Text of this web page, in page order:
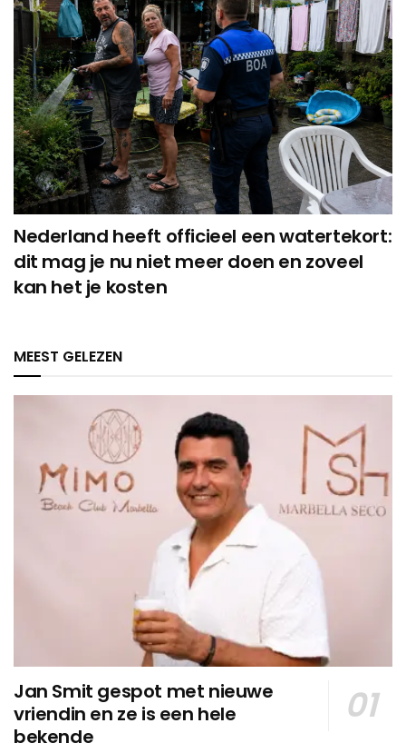
Nederland heeft officieel een watertekort:
dit mag je nu niet meer doen en zoveel
kan het je kosten
MEEST GELEZEN
Jan Smit gespot met nieuwe
vriendin en ze is een hele
bekende